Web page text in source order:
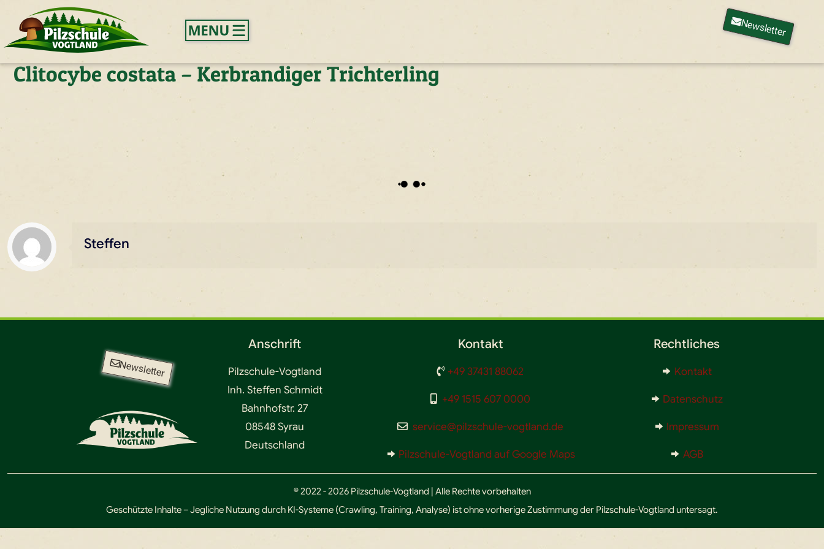
Newsletter
Clitocybe costata – Kerbrandiger Trichterling
Steffen
Newsletter
Anschrift
Pilzschule-Vogtland
Inh. Steffen Schmidt
Bahnhofstr. 27
08548 Syrau
Deutschland
Kontakt
+49 37431 88062
+49 1515 607 0000
service@pilzschule-vogtland.de
Pilzschule-Vogtland auf Google Maps
Rechtliches
Kontakt
Datenschutz
Impressum
AGB
© 2022 - 2026 Pilzschule-Vogtland | Alle Rechte vorbehalten
Geschützte Inhalte – Jegliche Nutzung durch KI-Systeme (Crawling, Training, Analyse) ist ohne vorherige Zustimmung der Pilzschule-Vogtland untersagt.